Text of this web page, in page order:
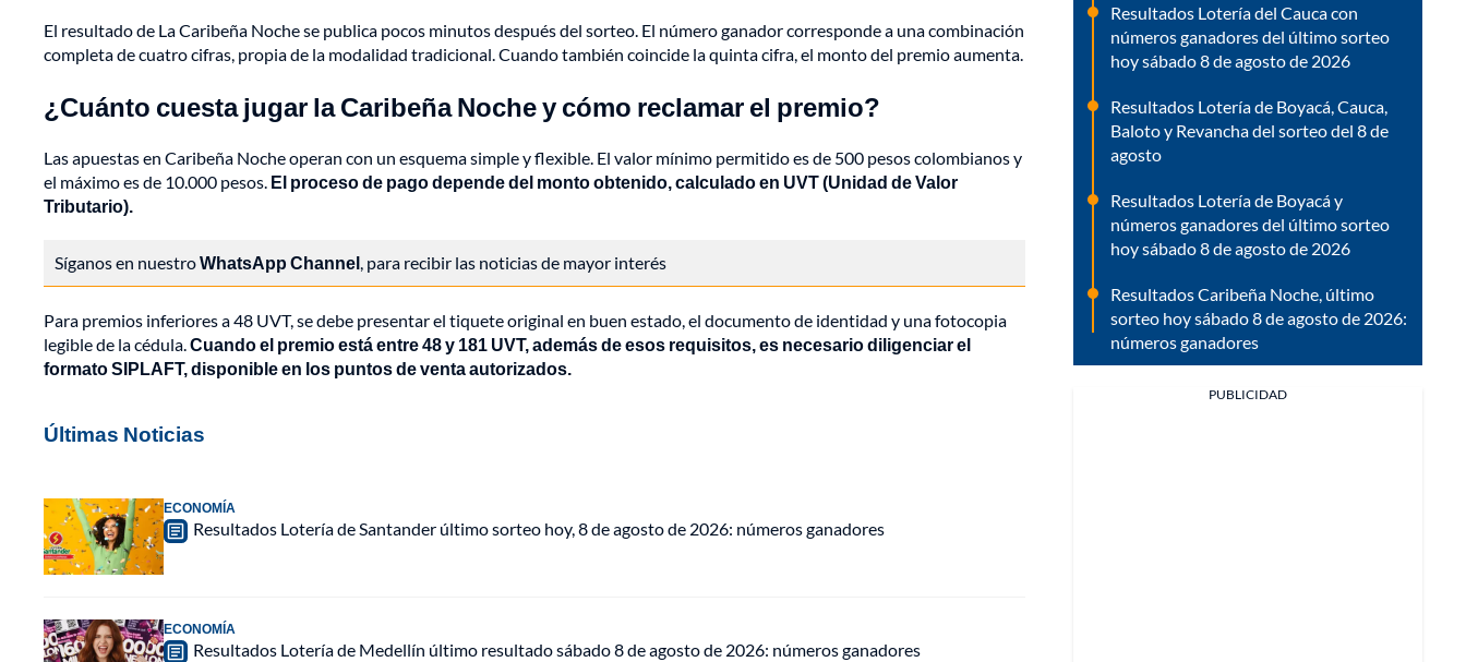
El resultado de La Caribeña Noche se publica pocos minutos después del sorteo. El número ganador corresponde a una combinación
completa de cuatro cifras, propia de la modalidad tradicional. Cuando también coincide la quinta cifra, el monto del premio aumenta.
¿Cuánto cuesta jugar la Caribeña Noche y cómo reclamar el premio?
Las apuestas en Caribeña Noche operan con un esquema simple y flexible. El valor mínimo permitido es de 500 pesos colombianos y
el máximo es de 10.000 pesos. El proceso de pago depende del monto obtenido, calculado en UVT (Unidad de Valor
Tributario).
Síganos en nuestroWhatsApp Channel, para recibir las noticias de mayor interés
Para premios inferiores a 48 UVT, se debe presentar el tiquete original en buen estado, el documento de identidad y una fotocopia
legible de la cédula.Cuando el premio está entre 48 y 181 UVT, además de esos requisitos, es necesario diligenciar el
formato SIPLAFT, disponible en los puntos de venta autorizados.
Últimas Noticias
ECONOMÍA
Resultados Lotería de Santander último sorteo hoy, 8 de agosto de 2026: números ganadores
ECONOMÍA
Resultados Lotería de Medellín último resultado sábado 8 de agosto de 2026: números ganadores
Resultados Lotería del Cauca con
números ganadores del último sorteo
hoy sábado 8 de agosto de 2026
Resultados Lotería de Boyacá, Cauca,
Baloto y Revancha del sorteo del 8 de
agosto
Resultados Lotería de Boyacá y
números ganadores del último sorteo
hoy sábado 8 de agosto de 2026
Resultados Caribeña Noche, último
sorteo hoy sábado 8 de agosto de 2026:
números ganadores
PUBLICIDAD